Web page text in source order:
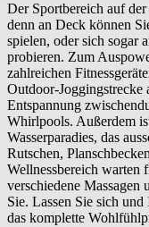
Der Sportbereich auf
denn an Deck können
spielen, oder sich sogar
probieren. Zum
zahlreichen
Outdoor-
Entspannung
Whirlpools. Außerdem
Wasserparadies, das
Rutschen,
Wellnessbereich warten
verschiedene
Sie. Lassen Sie sich
das komplette